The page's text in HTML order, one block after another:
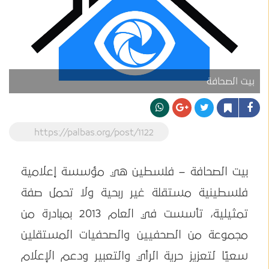
بيت الصحافة
https://palbas.org/post/1122
بيت الصحافة – فلسطين هي مؤسسة إعلامية
فلسطينية مستقلة غير ربحية ولا تحمل صفة
تمثيلية، تأسست في العام 2013 بمبادرة من
مجموعة من الصحفيين والصحفيات المستقلين
سعيًا لتعزيز حرية الرأي والتعبير ودعم الإعلام